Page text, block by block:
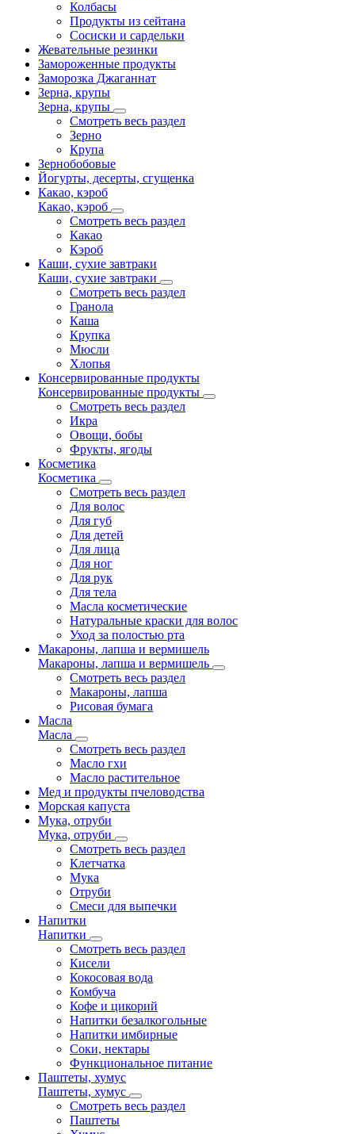
Колбасы
Продукты из сейтана
Сосиски и сардельки
Жевательные резинки
Замороженные продукты
Заморозка Джаганнат
Зерна, крупы
Зерна, крупы
Смотреть весь раздел
Зерно
Крупа
Зернобобовые
Йогурты, десерты, сгущенка
Какао, кэроб
Какао, кэроб
Смотреть весь раздел
Какао
Кэроб
Каши, сухие завтраки
Каши, сухие завтраки
Смотреть весь раздел
Гранола
Каша
Крупка
Мюсли
Хлопья
Консервированные продукты
Консервированные продукты
Смотреть весь раздел
Икра
Овощи, бобы
Фрукты, ягоды
Косметика
Косметика
Смотреть весь раздел
Для волос
Для губ
Для детей
Для лица
Для ног
Для рук
Для тела
Масла косметические
Натуральные краски для волос
Уход за полостью рта
Макароны, лапша и вермишель
Макароны, лапша и вермишель
Смотреть весь раздел
Макароны, лапша
Рисовая бумага
Масла
Масла
Смотреть весь раздел
Масло гхи
Масло растительное
Мед и продукты пчеловодства
Морская капуста
Мука, отруби
Мука, отруби
Смотреть весь раздел
Клетчатка
Мука
Отруби
Смеси для выпечки
Напитки
Напитки
Смотреть весь раздел
Кисели
Кокосовая вода
Комбуча
Кофе и цикорий
Напитки безалкогольные
Напитки имбирные
Соки, нектары
Функциональное питание
Паштеты, хумус
Паштеты, хумус
Смотреть весь раздел
Паштеты